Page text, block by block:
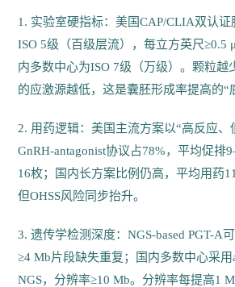
1. 实验室硬指标：美国CAP/CLIA双认
ISO 5级（百级层流），每立方英尺≥0.5
内多数中心为ISO 7级（万级）。颗粒越
的应激源越低，这是囊胚形成率提高的“
2. 用药逻辑：美国主流方案以“高反应、
GnRH-antagonist协议占78%，平均促排
16枚；国内长方案比例仍高，平均用药
但OHSS风险同步抬升。
3. 遗传学检测深度：NGS-based PGT-A
≥4 Mb片段缺失重复；国内多数中心采
NGS，分辨率≥10 Mb。分辨率每提高1